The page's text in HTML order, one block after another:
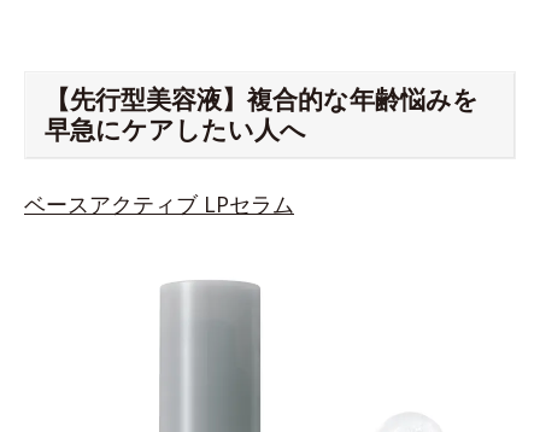
【先行型美容液】複合的な年齢悩みを
早急にケアしたい人へ
ベースアクティブ LPセラム